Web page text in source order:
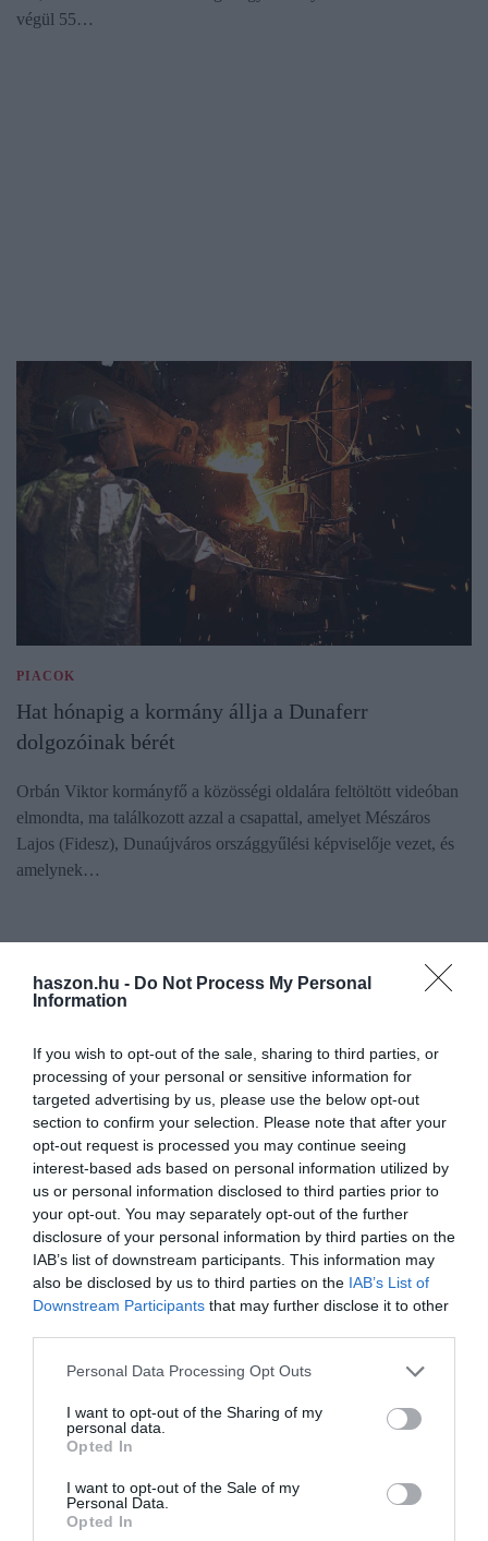
haszon.hu - Do Not Process My Personal
Information
If you wish to opt-out of the sale, sharing to third parties, or
processing of your personal or sensitive information for
targeted advertising by us, please use the below opt-out
section to confirm your selection. Please note that after your
opt-out request is processed you may continue seeing
interest-based ads based on personal information utilized by
us or personal information disclosed to third parties prior to
your opt-out. You may separately opt-out of the further
disclosure of your personal information by third parties on the
IAB’s list of downstream participants. This information may
also be disclosed by us to third parties on the IAB’s List of
Downstream Participants that may further disclose it to other
Please note that this website/app uses one or more Google
not limited to your visit or usage behaviour. You may click to
grant or deny consent to Google and its third-party tags to
use your data for below specified purposes in below Google
consent section.
Personal Data Processing Opt Outs
I want to opt-out of the Sharing of my
personal data.
Opted In
I want to opt-out of the Sale of my
Personal Data.
Opted In
végül 55…
PIACOK
Hat hónapig a kormány állja a Dunaferr
dolgozóinak bérét
Orbán Viktor kormányfő a közösségi oldalára feltöltött videóban
elmondta, ma találkozott azzal a csapattal, amelyet Mészáros
Lajos (Fidesz), Dunaújváros országgyűlési képviselője vezet, és
amelynek…
PIACOK